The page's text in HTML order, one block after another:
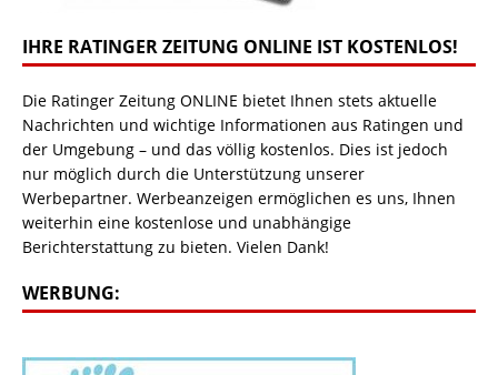
IHRE RATINGER ZEITUNG ONLINE IST KOSTENLOS!
Die Ratinger Zeitung ONLINE bietet Ihnen stets aktuelle
Nachrichten und wichtige Informationen aus Ratingen und
der Umgebung – und das völlig kostenlos. Dies ist jedoch
nur möglich durch die Unterstützung unserer
Werbepartner. Werbeanzeigen ermöglichen es uns, Ihnen
weiterhin eine kostenlose und unabhängige
Berichterstattung zu bieten. Vielen Dank!
WERBUNG: